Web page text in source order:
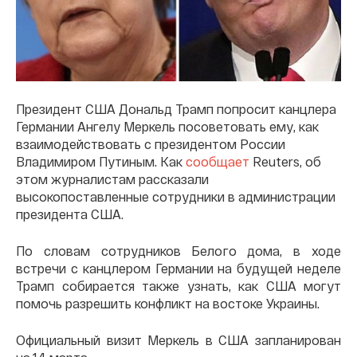
Президент США Дональд Трамп попросит канцлера
Германии Ангелу Меркель посоветовать ему, как
взаимодействовать с президентом России
Владимиром Путиным. Как сообщает Reuters, об
этом журналистам рассказали
высокопоставленные сотрудники в администрации
президента США.
По словам сотрудников Белого дома, в ходе
встречи с канцлером Германии на будущей неделе
Трамп собирается также узнать, как США могут
помочь разрешить конфликт на востоке Украины.
Официальный визит Меркель в США запланирован